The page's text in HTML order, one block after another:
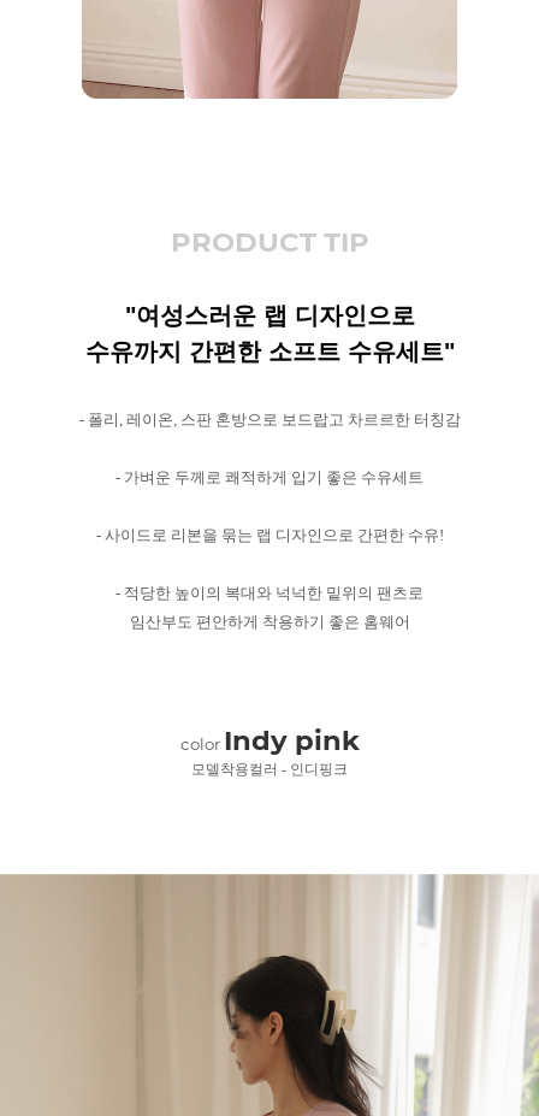
PRODUCT TIP
"여성스러운 랩 디자인으로
수유까지 간편한 소프트 수유세트"
- 폴리, 레이온, 스판 혼방으로 보드랍고 차르르한 터칭감
- 가벼운 두께로 쾌적하게 입기 좋은 수유세트
- 사이드로 리본을 묶는 랩 디자인으로 간편한 수유!
- 적당한 높이의 복대와 넉넉한 밑위의 팬츠로
임산부도 편안하게 착용하기 좋은 홈웨어
color Indy pink
모델착용컬러 - 인디핑크